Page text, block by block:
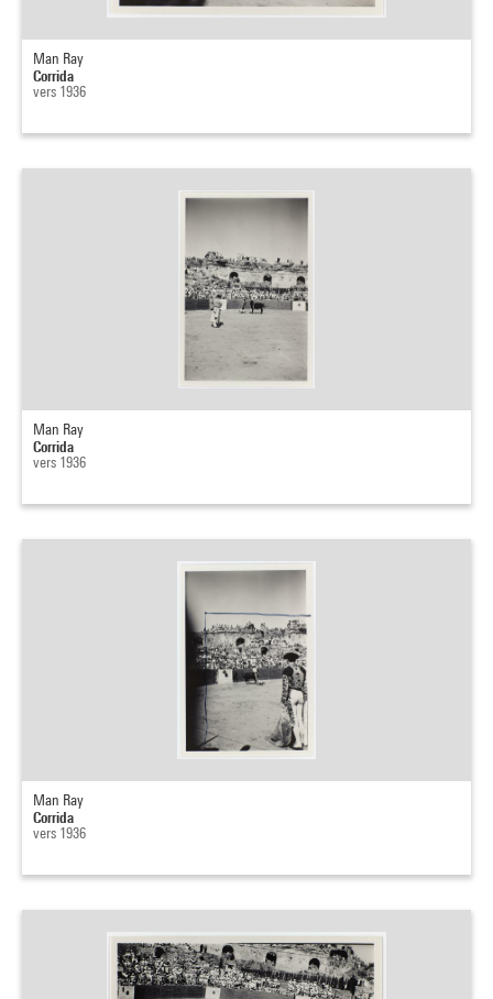
Man Ray
Corrida
vers 1936
Man Ray
Corrida
vers 1936
Man Ray
Corrida
vers 1936